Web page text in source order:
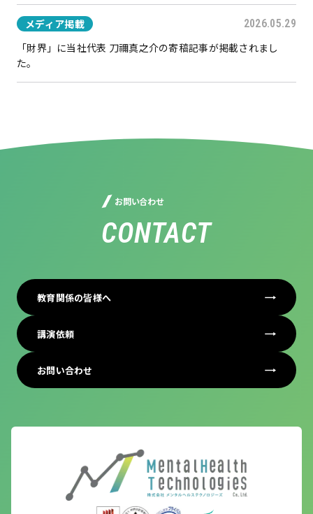
メディア掲載 2026.05.29
「財界」に当社代表 刀禰真之介の寄稿記事が掲載されまし
た。
お問い合わせ
CONTACT
教育関係の皆様へ
講演依頼
お問い合わせ